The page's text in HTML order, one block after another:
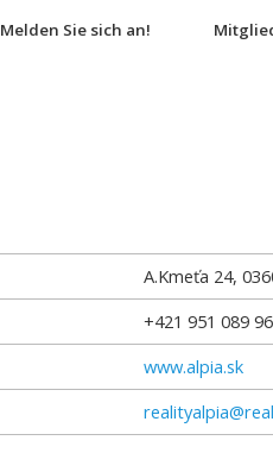
Melden Sie sich an!
A.Kmeťa 24,
+421 951 089
www.alpia.sk